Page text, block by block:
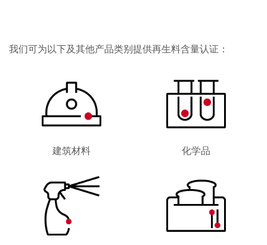
我们可为以下及其他产品类别提供再生料含量认证：
建筑材料 化学品